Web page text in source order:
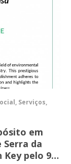
Serviços,
em
da
Key pelo 9…